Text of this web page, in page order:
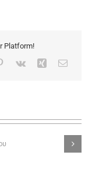
Platform!
Pinterest
Vk Xing Email